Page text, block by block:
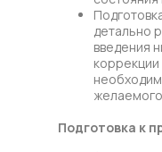
детально
введения
коррекции
желаемого
Подготовка к